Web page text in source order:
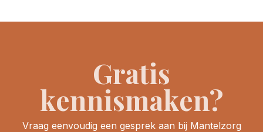
Gratis
kennismaken?
Vraag eenvoudig een gesprek aan bij Mantelzorg